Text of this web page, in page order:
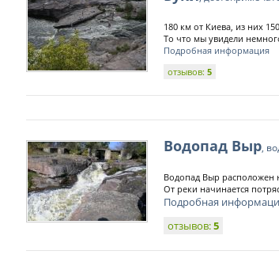
180 км от Киева, из них
То что мы увидели
Подробная информация
отзывов: 5
Водопад Выр,
Водопад Выр расположен
От реки начинается
Подробная
отзывов:5